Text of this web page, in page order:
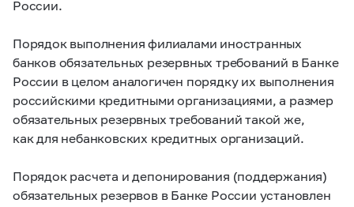
России.
Порядок выполнения филиалами иностранных
банков обязательных резервных требований в Банке
России в целом аналогичен порядку их выполнения
российскими кредитными организациями, а размер
обязательных резервных требований такой же,
как для небанковских кредитных организаций.
Порядок расчета и депонирования (поддержания)
обязательных резервов в Банке России установлен